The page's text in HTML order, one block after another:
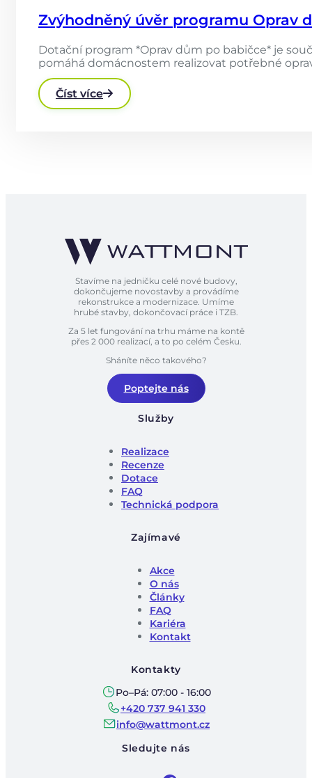
Zvýhodněný úvěr programu Oprav
Dotační program *Oprav dům po babičce* je
pomáhá domácnostem realizovat potřebné
Číst více
Stavíme na jedničku celé nové budovy,
dokončujeme novostavby a provádíme
rekonstrukce a modernizace. Umíme
hrubé stavby, dokončovací práce i TZB.
Za 5 let fungování na trhu máme na kontě
přes 2 000 realizací, a to po celém Česku.
Sháníte něco takového?
Poptejte nás
Služby
Realizace
Recenze
Dotace
FAQ
Technická podpora
Zajímavé
Akce
O nás
Články
FAQ
Kariéra
Kontakt
Kontakty
Po–Pá: 07:00 - 16:00
+420 737 941 330
info@wattmont.cz
Sledujte nás